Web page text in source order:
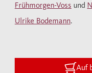
Frühmorgen-Voss und
Ulrike Bodemann.
Auf